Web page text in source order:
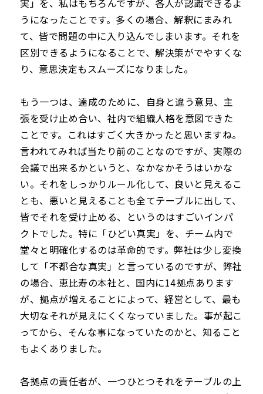
実」を、私はもちろんですが、各人が認識できるよ
うになったことです。多くの場合、解釈にまみれ
て、皆で問題の中に入り込んでしまいます。それを
区別できるようになることで、解決策がでやすくな
り、意思決定もスムーズになりました。
もう一つは、達成のために、自身と違う意見、主
張を受け止め合い、社内で組織人格を意図できた
ことです。これはすごく大きかったと思いますね。
言われてみれば当たり前のことなのですが、実際の
会議で出来るかというと、なかなかそうはいかな
い。それをしっかりルール化して、良いと見えるこ
とも、悪いと見えることも全てテーブルに出して、
皆でそれを受け止める、というのはすごいインパ
クトでした。特に「ひどい真実」を、チーム内で
堂々と明確化するのは革命的です。弊社は少し変換
して「不都合な真実」と言っているのですが、弊社
の場合、恵比寿の本社と、国内に14拠点あります
が、拠点が増えることによって、経営として、最も
大切なそれが見えにくくなっていました。事が起こ
ってから、そんな事になっていたのかと、知ること
もよくありました。
各拠点の責任者が、一つひとつそれをテーブルの上